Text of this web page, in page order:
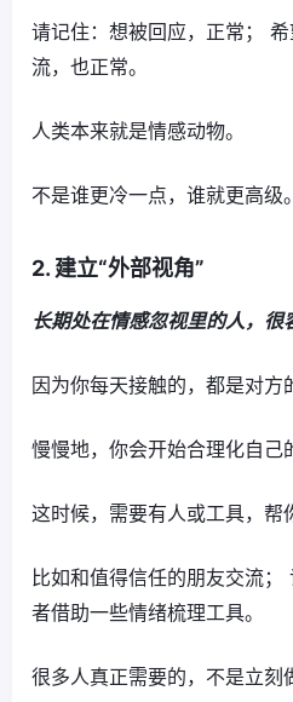
请记住：想被回应，正常；
流，也正常。
人类本来就是情感动物。
不是谁更冷一点，谁就更高级。
2. 建立“外部视角”
长期处在情感忽视里的人，很
因为你每天接触的，都是对方
慢慢地，你会开始合理化自己
这时候，需要有人或工具，帮
比如和值得信任的朋友交流
者借助一些情绪梳理工具。
很多人真正需要的，不是立刻